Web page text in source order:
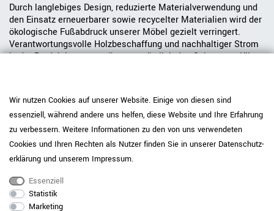
Durch langlebiges Design, reduzierte Materialverwendung und
den Einsatz erneuerbarer sowie recycelter Materialien wird der
ökologische Fußabdruck unserer Möbel gezielt verringert.
Verantwortungsvolle Holzbeschaffung und nachhaltiger Strom
in der Produktion unterstützen zusätzlich den Schutz von Klima
Serie CHOICE entdecken
Wir nutzen Cookies auf unserer Website. Einige von diesen sind
essenziell, während andere uns helfen, diese Website und Ihre Erfahrung
zu verbessern. Weitere Informationen zu den von uns verwendeten
Cookies und Ihren Rechten als Nutzer finden Sie in unserer Daten­schutz­
erklärung und unserem Impressum.
Essenziell
Statistik
Marketing